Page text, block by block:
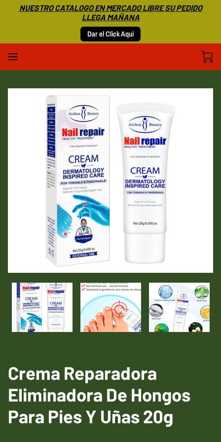
NUESTRO CATALOGO EN MERCADO LIBRE SU PEDIDO
LLEGA MAÑANA
Dar el Click Aqui
Crema Reparadora
Eliminadora De Hongos
Para Pies Y Uñas 20g